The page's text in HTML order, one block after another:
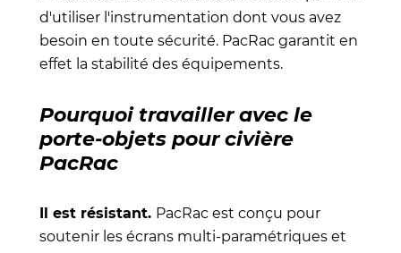
d'utiliser l'instrumentation dont vous avez
besoin en toute sécurité. PacRac garantit en
effet la stabilité des équipements.
Pourquoi travailler avec le
porte-objets pour civière
PacRac
Il est résistant. PacRac est conçu pour
soutenir les écrans multi-paramétriques et